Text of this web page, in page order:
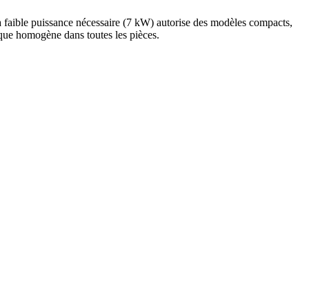
puissance nécessaire (7 kW) autorise des modèles compacts,
homogène dans toutes les pièces.